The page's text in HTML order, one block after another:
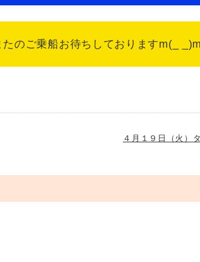
のご乗船お待ちしておりますm(_ _)m
４月１９日（火）